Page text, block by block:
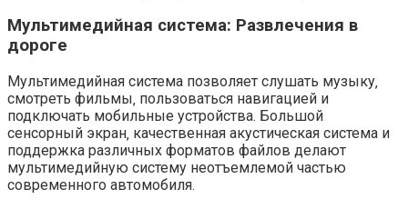
Мультимедийная система: Развлечения в
дороге
Мультимедийная система позволяет слушать музыку‚
смотреть фильмы‚ пользоваться навигацией и
подключать мобильные устройства. Большой
сенсорный экран‚ качественная акустическая система и
поддержка различных форматов файлов делают
мультимедийную систему неотъемлемой частью
современного автомобиля.